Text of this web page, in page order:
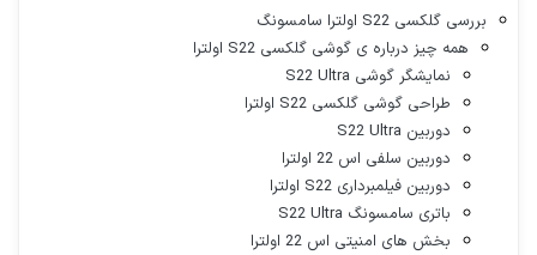
بررسی گلکسی S22 اولترا سامسونگ
همه چیز درباره ی گوشی گلکسی S22 اولترا
نمایشگر گوشی S22 Ultra
طراحی گوشی گلکسی S22 اولترا
دوربین S22 Ultra
دوربین سلفی اس 22 اولترا
دوربین فیلمبرداری S22 اولترا
باتری سامسونگ S22 Ultra
بخش های امنیتی اس 22 اولترا